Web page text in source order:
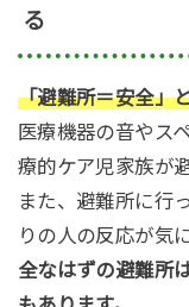
る
「避難所＝安全」
医療機器の音やス
療的ケア児家族が
また、避難所に行
りの人の反応が気
全なはずの避難所